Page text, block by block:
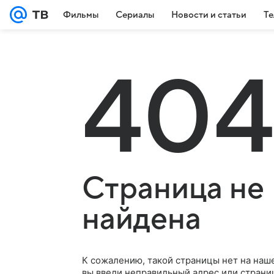
Фильмы Сериалы Новости и статьи
404
Страница не
найдена
К сожалению, такой страницы нет на